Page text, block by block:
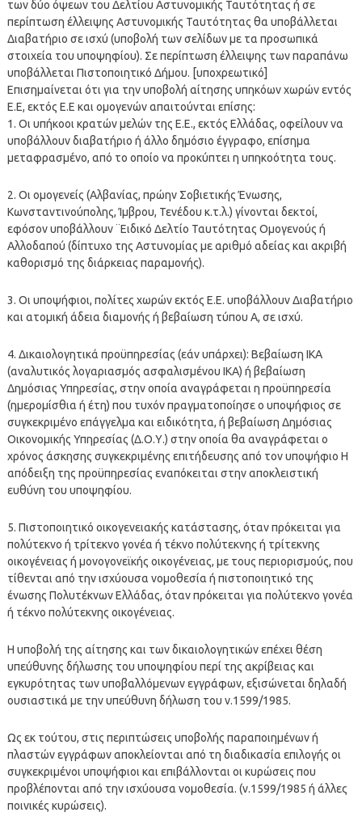
των δύο όψεων του Δελτίου Αστυνομικής Ταυτότητας ή σε
περίπτωση έλλειψης Αστυνομικής Ταυτότητας θα υποβάλλεται
Διαβατήριο σε ισχύ (υποβολή των σελίδων με τα προσωπικά
στοιχεία του υποψηφίου). Σε περίπτωση έλλειψης των παραπάνω
υποβάλλεται Πιστοποιητικό Δήμου. [υποχρεωτικό]
Επισημαίνεται ότι για την υποβολή αίτησης υπηκόων χωρών εντός
Ε.Ε, εκτός Ε.Ε και ομογενών απαιτούνται επίσης:
1. Οι υπήκοοι κρατών μελών της Ε.Ε., εκτός Ελλάδας, οφείλουν να
υποβάλλουν διαβατήριο ή άλλο δημόσιο έγγραφο, επίσημα
μεταφρασμένο, από το οποίο να προκύπτει η υπηκοότητα τους.
2. Οι ομογενείς (Αλβανίας, πρώην Σοβιετικής Ένωσης,
Κωνσταντινούπολης, Ίμβρου, Τενέδου κ.τ.λ.) γίνονται δεκτοί,
εφόσον υποβάλλουν ¨Ειδικό Δελτίο Ταυτότητας Ομογενούς ή
Αλλοδαπού (δίπτυχο της Αστυνομίας με αριθμό αδείας και ακριβή
καθορισμό της διάρκειας παραμονής).
3. Οι υποψήφιοι, πολίτες χωρών εκτός Ε.Ε. υποβάλλουν Διαβατήριο
και ατομική άδεια διαμονής ή βεβαίωση τύπου Α, σε ισχύ.
4. Δικαιολογητικά προϋπηρεσίας (εάν υπάρχει): Βεβαίωση ΙΚΑ
(αναλυτικός λογαριασμός ασφαλισμένου ΙΚΑ) ή βεβαίωση
Δημόσιας Υπηρεσίας, στην οποία αναγράφεται η προϋπηρεσία
(ημερομίσθια ή έτη) που τυχόν πραγματοποίησε ο υποψήφιος σε
συγκεκριμένο επάγγελμα και ειδικότητα, ή βεβαίωση Δημόσιας
Οικονομικής Υπηρεσίας (Δ.Ο.Υ.) στην οποία θα αναγράφεται ο
χρόνος άσκησης συγκεκριμένης επιτήδευσης από τον υποψήφιο Η
απόδειξη της προϋπηρεσίας εναπόκειται στην αποκλειστική
ευθύνη του υποψηφίου.
5. Πιστοποιητικό οικογενειακής κατάστασης, όταν πρόκειται για
πολύτεκνο ή τρίτεκνο γονέα ή τέκνο πολύτεκνης ή τρίτεκνης
οικογένειας ή μονογονεϊκής οικογένειας, με τους περιορισμούς, που
τίθενται από την ισχύουσα νομοθεσία ή πιστοποιητικό της
ένωσης Πολυτέκνων Ελλάδας, όταν πρόκειται για πολύτεκνο γονέα
ή τέκνο πολύτεκνης οικογένειας.
Η υποβολή της αίτησης και των δικαιολογητικών επέχει θέση
υπεύθυνης δήλωσης του υποψηφίου περί της ακρίβειας και
εγκυρότητας των υποβαλλόμενων εγγράφων, εξισώνεται δηλαδή
ουσιαστικά με την υπεύθυνη δήλωση του ν.1599/1985.
Ως εκ τούτου, στις περιπτώσεις υποβολής παραποιημένων ή
πλαστών εγγράφων αποκλείονται από τη διαδικασία επιλογής οι
συγκεκριμένοι υποψήφιοι και επιβάλλονται οι κυρώσεις που
προβλέπονται από την ισχύουσα νομοθεσία. (ν.1599/1985 ή άλλες
ποινικές κυρώσεις).